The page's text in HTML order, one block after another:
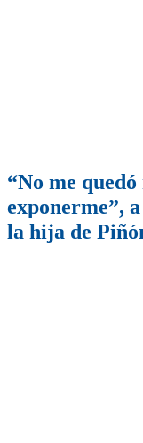
“No me
exponerme”,
la hija de